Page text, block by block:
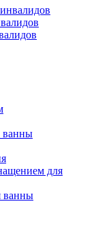
ванны
для
ванны